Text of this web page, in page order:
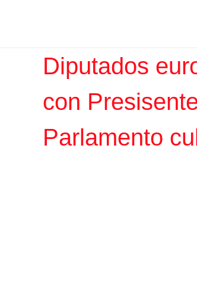
Diputados
con
Parlamento